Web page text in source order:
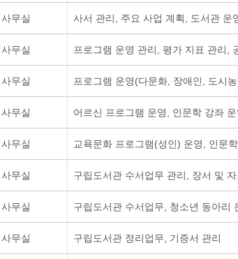
사무실 사서 관리, 주요 사업 계획, 도서관 운
사무실 프로그램 운영 관리, 평가 지표 관리,
사무실 프로그램 운영(다문화, 장애인, 도시
사무실 어르신 프로그램 운영, 인문학 강좌
사무실 교육문화 프로그램(성인) 운영, 인문
사무실 구립도서관 수서업무 관리, 장서 및
사무실 구립도서관 수서업무, 청소년 동아리
사무실 구립도서관 정리업무, 기증서 관리